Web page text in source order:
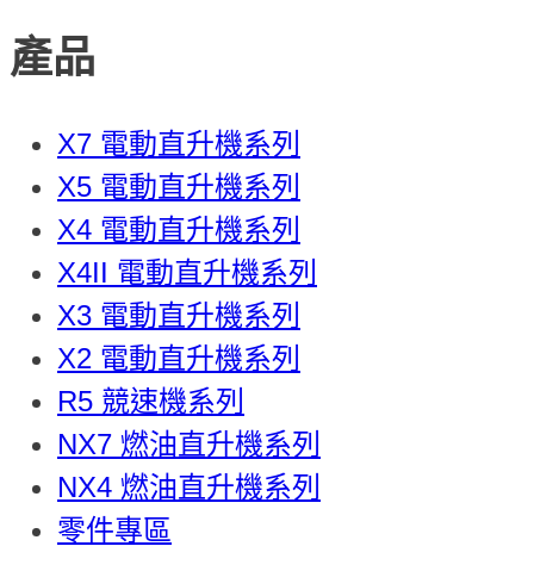
產品
X7 電動直升機系列
X5 電動直升機系列
X4 電動直升機系列
X4II 電動直升機系列
X3 電動直升機系列
X2 電動直升機系列
R5 競速機系列
NX7 燃油直升機系列
NX4 燃油直升機系列
零件專區